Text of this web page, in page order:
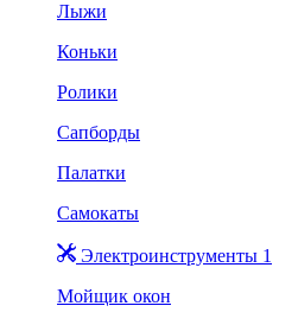
Лыжи
Коньки
Ролики
Сапборды
Палатки
Самокаты
Электроинструменты 1
Мойщик окон